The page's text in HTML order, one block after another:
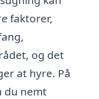
faktorer,
og det
at hyre. På
du nemt